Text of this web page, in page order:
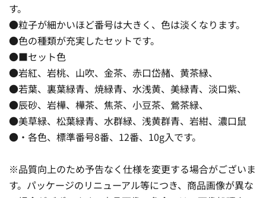
す。
●粒子が細かいほど番号は大きく、色は淡くなります。
●色の種類が充実したセットです。
●■セット色
●岩紅、岩桃、山吹、金茶、赤口岱赭、黄茶緑、
●若葉、裏葉緑青、焼緑青、水浅黄、美緑青、淡口紫、
●辰砂、岩樺、樺茶、焦茶、小豆茶、鶯茶緑、
●美草緑、松葉緑青、水群緑、浅黄群青、岩紺、濃口鼠
●・各色、標準番号8番、12番、10g入です。
※品質向上のため予告なく仕様を変更する場合がございま
す。パッケージのリニューアル等につき、商品画像が異な